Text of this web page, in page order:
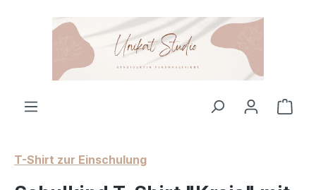
Zum Hauptinhalt springen
T-Shirt zur Einschulung